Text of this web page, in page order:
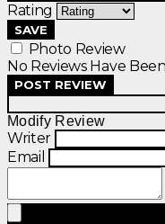
Rating
SAVE
Photo Review
No Reviews Have
POST REVIEW
Modify Review
Writer
Email